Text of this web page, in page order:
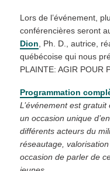
Lors de l’événement,
conférencières seront
Dion , Ph. D., autrice,
québécoise qui nous
PLAINTE: AGIR POUR
Programmation
L’événement est
un occasion unique
différents acteurs du
réseautage,
occasion de parler de